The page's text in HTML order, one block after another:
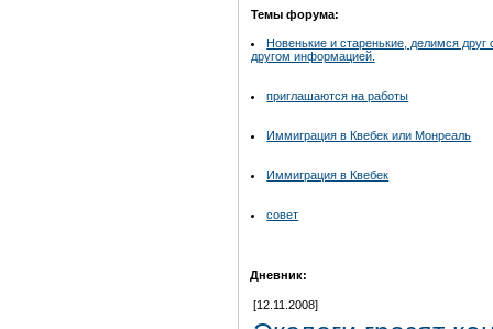
Темы форума:
Новенькие и старенькие, делимся друг
другом информацией.
приглашаются на работы
Иммиграция в Квебек или Монреаль
Иммиграция в Квебек
совет
Дневник:
[12.11.2008]